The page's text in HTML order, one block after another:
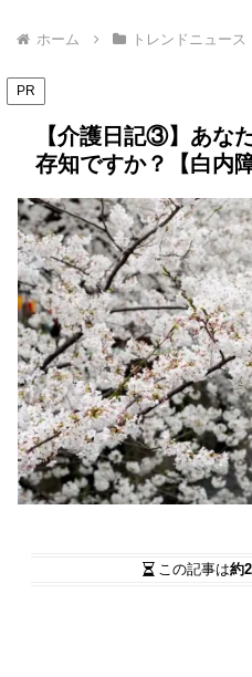
ホーム トレンドニュース
PR
【介護日記③】あな
存知ですか？【白内障
この記事は約